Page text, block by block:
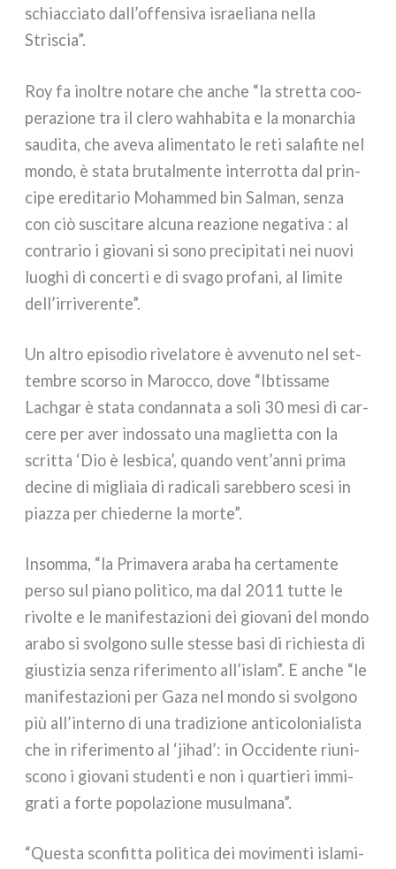
schiac­cia­to dall’offensiva israe­lia­na nel­la
Striscia”.
Roy fa inol­tre nota­re che anche “la stret­ta coo­
pe­ra­zio­ne tra il cle­ro wah­ha­bi­ta e la monar­chia
sau­di­ta, che ave­va ali­men­ta­to le reti sala­fi­te nel
mon­do, è sta­ta bru­tal­men­te inter­rot­ta dal prin­
ci­pe ere­di­ta­rio Mohammed bin Salman, sen­za
con ciò susci­ta­re alcu­na rea­zio­ne nega­ti­va : al
con­tra­rio i gio­va­ni si sono pre­ci­pi­ta­ti nei nuo­vi
luo­ghi di con­cer­ti e di sva­go pro­fa­ni, al limi­te
dell’irriverente”.
Un altro epi­so­dio rive­la­to­re è avve­nu­to nel set­
tem­bre scor­so in Marocco, dove “Ibtissame
Lachgar è sta­ta con­dan­na­ta a soli 30 mesi di car­
ce­re per aver indos­sa­to una magliet­ta con la
scrit­ta ‘Dio è lesbi­ca’, quan­do vent’anni pri­ma
deci­ne di miglia­ia di radi­ca­li sareb­be­ro sce­si in
piaz­za per chie­der­ne la mor­te”.
Insomma, “la Primavera ara­ba ha cer­ta­men­te
per­so sul pia­no poli­ti­co, ma dal 2011 tut­te le
rivol­te e le mani­fe­sta­zio­ni dei gio­va­ni del mon­do
ara­bo si svol­go­no sul­le stes­se basi di richie­sta di
giu­sti­zia sen­za rife­ri­men­to all’islam”. E anche “le
mani­fe­sta­zio­ni per Gaza nel mon­do si svol­go­no
più all’interno di una tra­di­zio­ne anti­co­lo­nia­li­sta
che in rife­ri­men­to al ‘jihad’: in Occidente riu­ni­
sco­no i gio­va­ni stu­den­ti e non i quar­tie­ri immi­
gra­ti a for­te popo­la­zio­ne musul­ma­na”.
“Questa scon­fit­ta poli­ti­ca dei movi­men­ti isla­mi­